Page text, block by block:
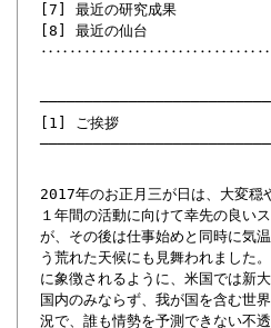
[7] 最近の研究成果
[8] 最近の仙台
[1] ご挨拶
2017年のお正月三が日は、大変穏
１年間の活動に向けて幸先の良い
が、その後は仕事始めと同時に気
う荒れた天候にも見舞われました
に象徴されるように、米国では新
国内のみならず、我が国を含む世
況で、誰も情勢を予測できない不